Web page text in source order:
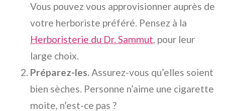
Vous pouvez vous approvisionner auprès de
votre herboriste préféré. Pensez à la
Herboristerie du Dr. Sammut, pour leur
large choix.
Préparez-les.Assurez-vous qu’elles soient
bien sèches. Personne n’aime une cigarette
moite, n’est-ce pas ?